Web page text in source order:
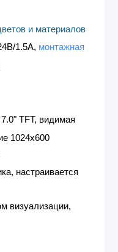
и материалов
1.5А, монтажная
TFT, видимая
1024x600
настраивается
визуализации,